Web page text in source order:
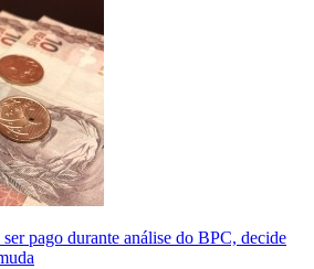
pago durante análise do BPC, decide